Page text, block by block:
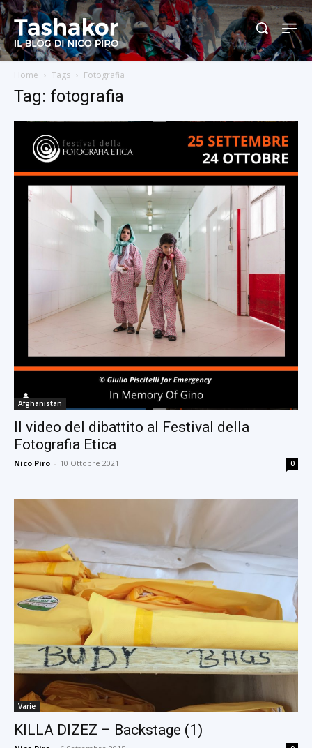
Home Tags Fotografia
Tag: fotografia
Afghanistan
Il video del dibattito al Festival della
Fotografia Etica
Nico Piro - 10 Ottobre 2021 0
Varie
KILLA DIZEZ – Backstage (1)